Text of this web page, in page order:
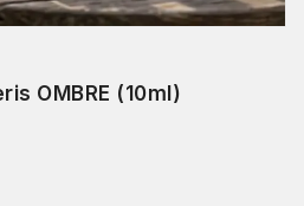
OMBRE (10ml)